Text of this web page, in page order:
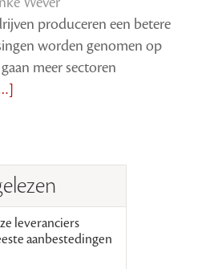
produceren een betere
worden genomen op
meer sectoren
leveranciers
aanbestedingen